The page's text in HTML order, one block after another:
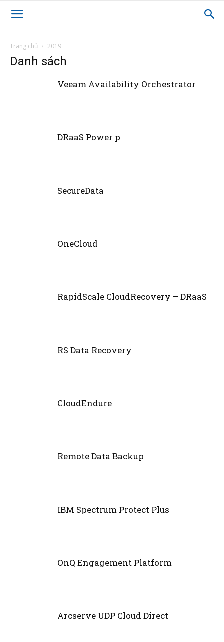
Trang chủ 2019
Danh sách
Veeam Availability Orchestrator
DRaaS Power p
SecureData
OneCloud
RapidScale CloudRecovery – DRaaS
RS Data Recovery
CloudEndure
Remote Data Backup
IBM Spectrum Protect Plus
OnQ Engagement Platform
Arcserve UDP Cloud Direct